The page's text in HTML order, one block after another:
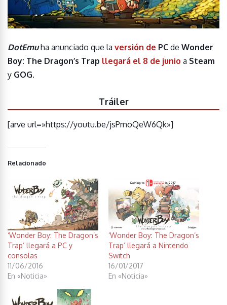
DotEmuha anunciado que la versión de PC de Wonder
Boy: The Dragon’s Trap llegará el 8 de junio a Steam
y GOG.
Tráiler
[arve url=»https://youtu.be/jsPmoQeW6Qk»]
Relacionado
‘Wonder Boy: The Dragon’s
Trap’ llegará a PC y
consolas
11/06/2016
En «Noticia»
‘Wonder Boy: The Dragon’s
Trap’ llegará a Nintendo
Switch
16/01/2017
En «Noticia»